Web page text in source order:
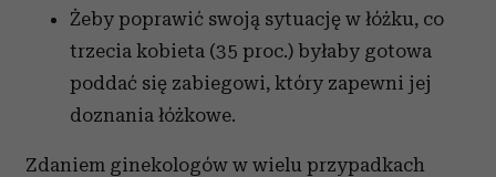
Żeby poprawić swoją sytuację w łóżku, co
trzecia kobieta (35 proc.) byłaby gotowa
poddać się zabiegowi, który zapewni jej
doznania łóżkowe.
Zdaniem ginekologów w wielu przypadkach